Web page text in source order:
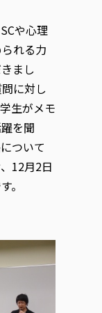
や心理
れる力
まし
に対し
生がメモ
を聞
ついて
12月2日
。